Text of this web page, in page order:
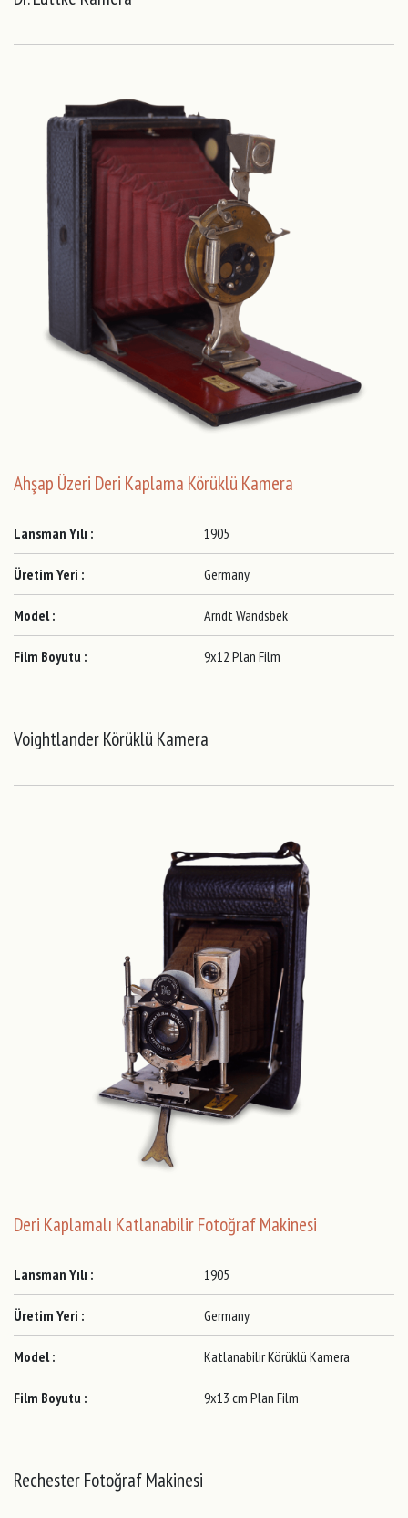
Ahşap Üzeri Deri Kaplama Körüklü Kamera
Lansman Yılı : 1905
Üretim Yeri : Germany
Model : Arndt Wandsbek
Film Boyutu : 9x12 Plan Film
Voightlander Körüklü Kamera
Deri Kaplamalı Katlanabilir Fotoğraf Makinesi
Lansman Yılı : 1905
Üretim Yeri : Germany
Model : Katlanabilir Körüklü Kamera
Film Boyutu : 9x13 cm Plan Film
Rechester Fotoğraf Makinesi